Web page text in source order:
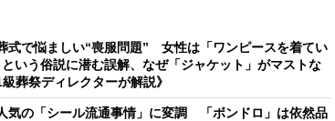
式で悩ましい“喪服問題” 女性は「ワンピースを着てい
いう俗説に潜む誤解、なぜ「ジャケット」がマストな
葬祭ディレクターが解説》
気の「シール流通事情」に変調 「ボンドロ」は依然品